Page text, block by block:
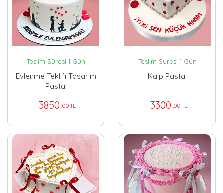
Teslim Süresi 1 Gün
Evlenme Teklifi Tasarım
Pasta.
3850 ,00 TL
Teslim Süresi 1 Gün
Kalp Pasta.
3300 ,00 TL